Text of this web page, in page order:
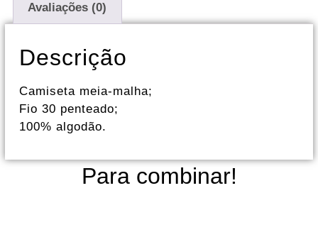
Avaliações (0)
Descrição
Camiseta meia-malha;
Fio 30 penteado;
100% algodão.
Para combinar!